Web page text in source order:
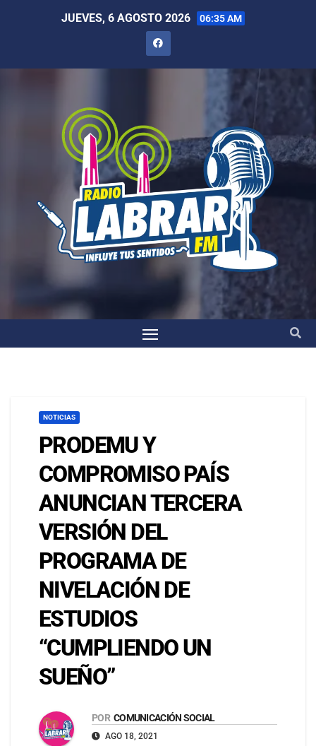
JUEVES, 6 AGOSTO 2026 06:35 AM
NOTICIAS
PRODEMU Y
COMPROMISO PAÍS
ANUNCIAN TERCERA
VERSIÓN DEL
PROGRAMA DE
NIVELACIÓN DE
ESTUDIOS
“CUMPLIENDO UN
SUEÑO”
POR COMUNICACIÓN SOCIAL
AGO 18, 2021